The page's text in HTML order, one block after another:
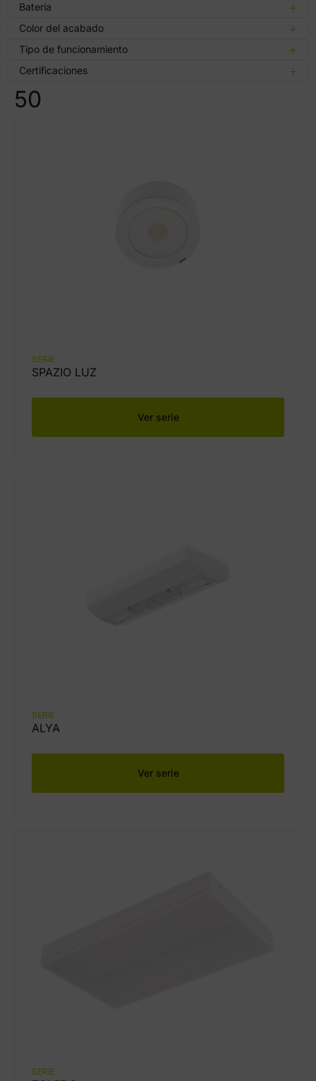
Batería
Color del acabado
Tipo de funcionamiento
Certificaciones
50
SERIE
SPAZIO LUZ
Ver serie
SERIE
ALYA
Ver serie
SERIE